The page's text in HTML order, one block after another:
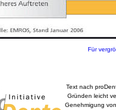
Für
Text nach
Gründen leicht
Genehmigung